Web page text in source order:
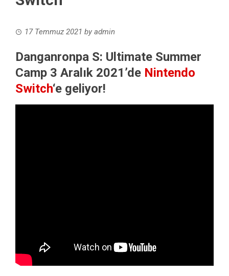
17 Temmuz 2021 by admin
Danganronpa S: Ultimate Summer
Camp 3 Aralık 2021’de Nintendo
Switch‘e geliyor!